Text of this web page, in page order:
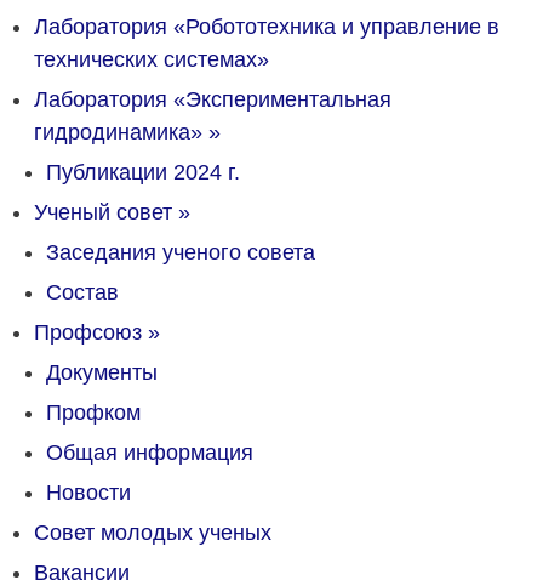
Лаборатория «Робототехника и управление в
технических системах»
Лаборатория «Экспериментальная
гидродинамика» »
Публикации 2024 г.
Ученый совет »
Заседания ученого совета
Состав
Профсоюз »
Документы
Профком
Общая информация
Новости
Совет молодых ученых
Вакансии